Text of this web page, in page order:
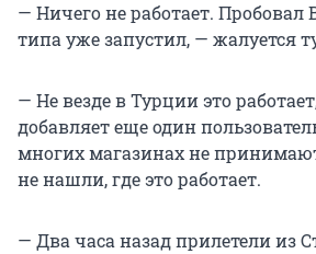
— Ничего не работает.
типа уже запустил, — жалуется
— Не везде в Турции это
добавляет еще один
многих магазинах не
не нашли, где это работает.
— Два часа назад прилетели из